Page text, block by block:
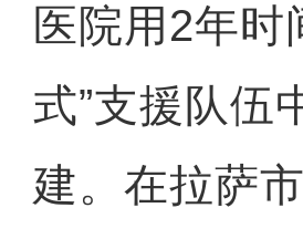
医院用2年时
式”支援队伍
建。在拉萨